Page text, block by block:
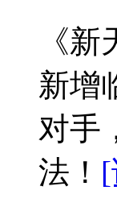
《
新增
对手
法！